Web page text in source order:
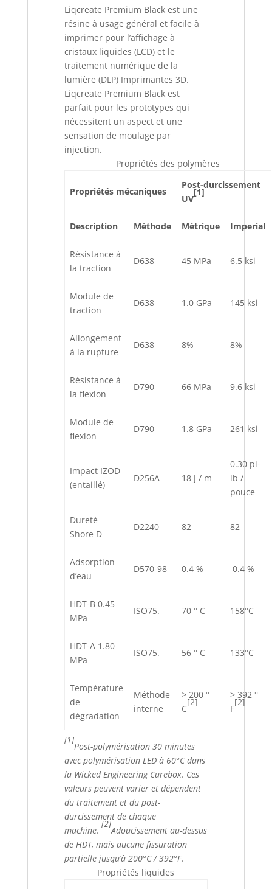
Liqcreate Premium Black est une
résine à usage général et facile à
imprimer pour l’affichage à
cristaux liquides (LCD) et le
traitement numérique de la
lumière (DLP) Imprimantes 3D.
Liqcreate Premium Black est
parfait pour les prototypes qui
nécessitent un aspect et une
sensation de moulage par
injection.
Propriétés des polymères
Propriétés mécaniques
Post-durcissement
UV
[1]
Description Méthode Métrique Imperial
Résistance à
la traction
D638 45 MPa 6.5 ksi
Module de
traction
D638 1.0 GPa 145 ksi
Allongement
à la rupture
D638 8% 8%
Résistance à
la flexion
D790 66 MPa 9.6 ksi
Module de
flexion
D790 1.8 GPa 261 ksi
Impact IZOD
(entaillé)
D256A 18 J / m
0.30 pi-
lb /
pouce
Dureté
Shore D
D2240 82 82
Adsorption
d’eau
D570-98 0.4 % 0.4 %
HDT-B 0.45
MPa
ISO75. 70 ° C 158°C
HDT-A 1.80
MPa
ISO75. 56 ° C 133°C
Température
de
dégradation
Méthode
interne
> 200 °
C
[2]
> 392 °
F
[2]
[1]
Post-polymérisation 30 minutes
avec polymérisation LED à 60°C dans
la Wicked Engineering Curebox. Ces
valeurs peuvent varier et dépendent
du traitement et du post-
durcissement de chaque
machine.
[2]
Adoucissement au-dessus
de HDT, mais aucune fissuration
partielle jusqu’à 200°C / 392°F.
Propriétés liquides